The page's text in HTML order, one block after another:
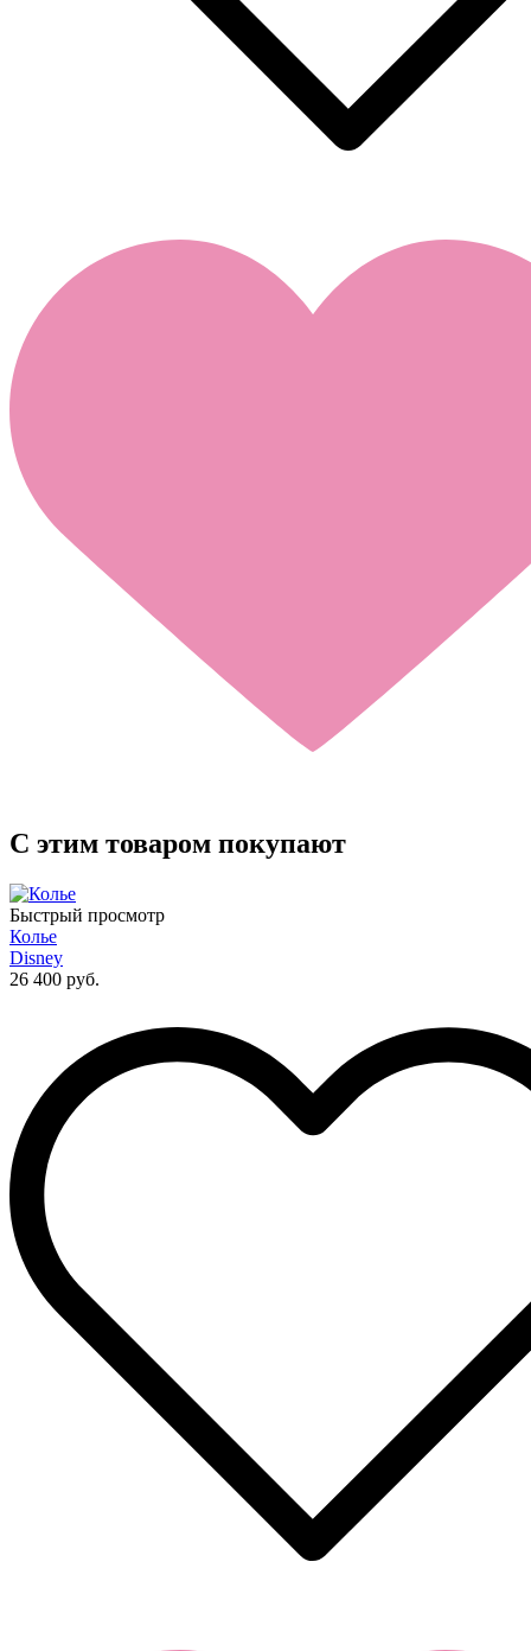
C этим товаром покупают
Быстрый просмотр
Колье
Disney
26 400 руб.